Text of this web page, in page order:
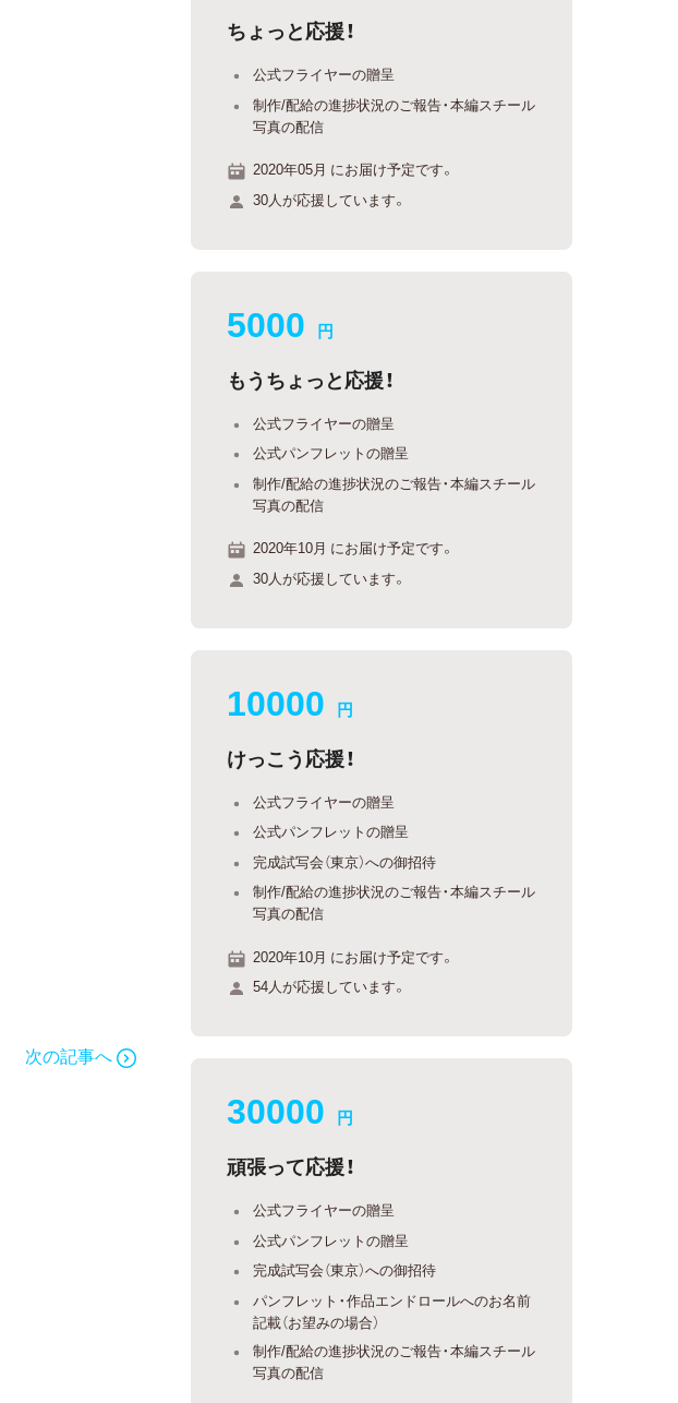
次の記事へ
ちょっと応援！
公式フライヤーの贈呈
制作/配給の進捗状況のご報告・本編スチール
写真の配信
2020年05月 にお届け予定です。
30人が応援しています。
5000 円
もうちょっと応援！
公式フライヤーの贈呈
公式パンフレットの贈呈
制作/配給の進捗状況のご報告・本編スチール
写真の配信
2020年10月 にお届け予定です。
30人が応援しています。
10000 円
けっこう応援！
公式フライヤーの贈呈
公式パンフレットの贈呈
完成試写会（東京）への御招待
制作/配給の進捗状況のご報告・本編スチール
写真の配信
2020年10月 にお届け予定です。
54人が応援しています。
30000 円
頑張って応援！
公式フライヤーの贈呈
公式パンフレットの贈呈
完成試写会（東京）への御招待
パンフレット・作品エンドロールへのお名前
記載（お望みの場合）
制作/配給の進捗状況のご報告・本編スチール
写真の配信